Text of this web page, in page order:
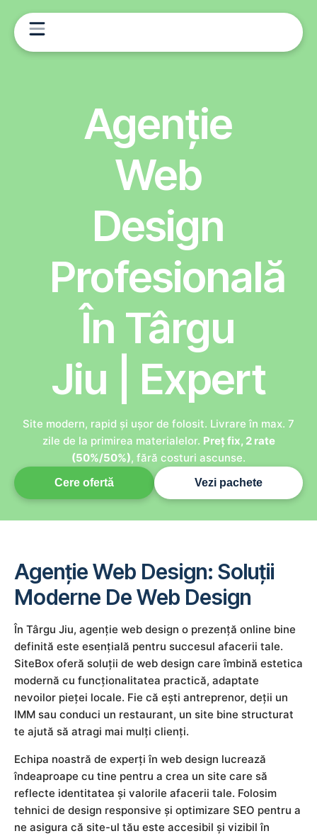
Agenție
Web
Design
Profesională
În Târgu
Jiu | Expert
Site modern, rapid și ușor de folosit. Livrare în max. 7
zile de la primirea materialelor. Preț fix, 2 rate
(50%/50%), fără costuri ascunse.
Cere ofertă Vezi pachete
Agenție Web Design: Soluții
Moderne De Web Design
În Târgu Jiu, agenție web design o prezență online bine
definită este esențială pentru succesul afacerii tale.
SiteBox oferă soluții de web design care îmbină estetica
modernă cu funcționalitatea practică, adaptate
nevoilor pieței locale. Fie că ești antreprenor, deții un
IMM sau conduci un restaurant, un site bine structurat
te ajută să atragi mai mulți clienți.
Echipa noastră de experți în web design lucrează
îndeaproape cu tine pentru a crea un site care să
reflecte identitatea și valorile afacerii tale. Folosim
tehnici de design responsive și optimizare SEO pentru a
ne asigura că site-ul tău este accesibil și vizibil în